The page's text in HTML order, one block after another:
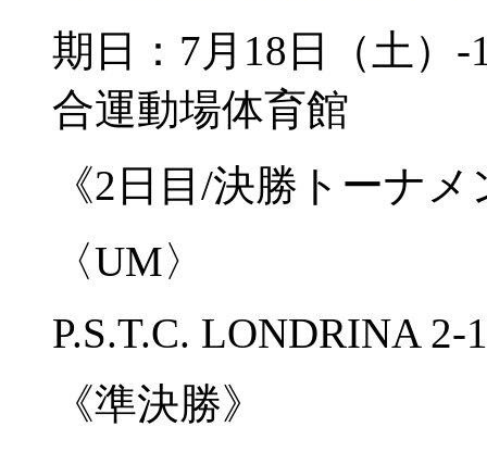
期日：7月18日（土
合運動場体育館
《2日目/決勝トーナ
〈UM〉
P.S.T.C. LONDRINA 2-
《準決勝》